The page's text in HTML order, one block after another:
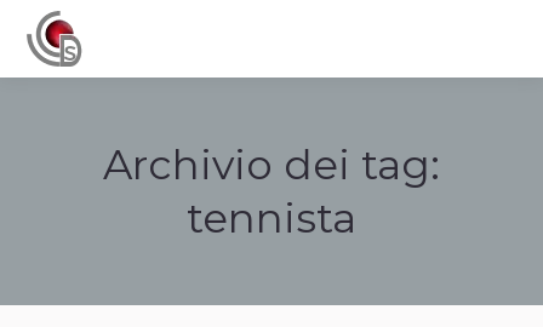
Archivio dei tag:
tennista